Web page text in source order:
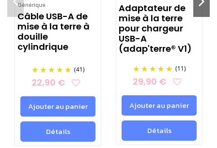
simple et écologique.
Fabrication artisanale :
chaque enceinte bois allie
noblesse du matériau et exigence sonore, finition
soignée et gravures distinctives.
​Écologique et durable :
issu de bois de manguier
recyclé, sans coupe sauvage dans une démarche
zéro déchet.
Polyvalence et compatibilité universelle :tous
les smartphones (du plus récent au plus ancien)
s'adaptent au mangobeat.
Générique
Câble USB-A de
mise à la terre à
douille
cylindrique
(41)
22,90 €
Ajouter au panier
Détails
Adaptateur de
mise à la terre
pour chargeur
USB-A
(adap'terre® V1)
(11)
29,90 €
Ajouter au panier
Détails